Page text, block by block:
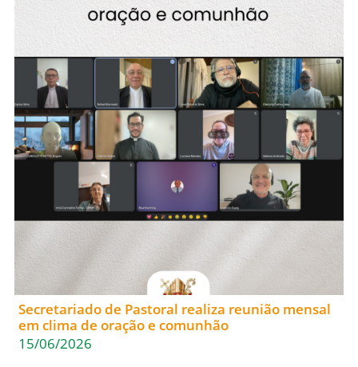
Secretariado de Pastoral realiza reunião mensal
em clima de oração e comunhão
15/06/2026